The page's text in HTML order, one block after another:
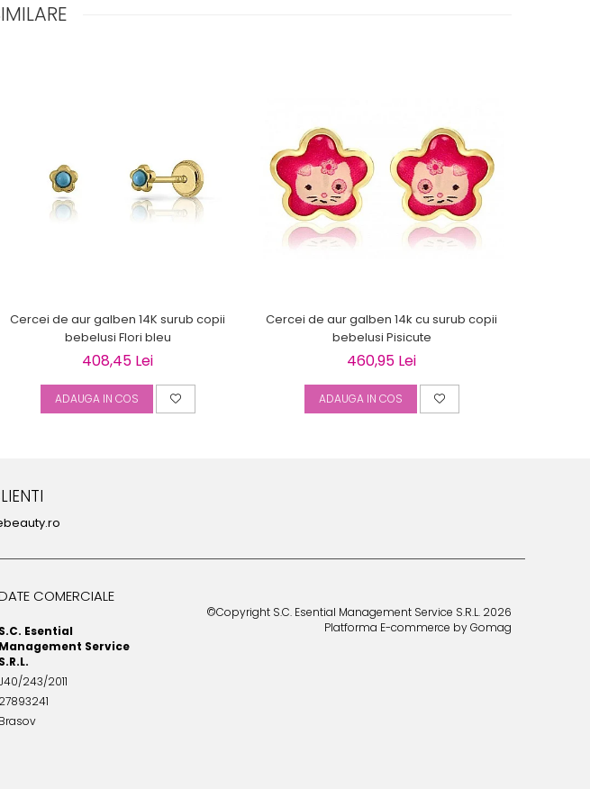
Cercei de aur galben 14K surub copii
bebelusi Flori bleu
408,45 Lei
ADAUGA IN COS
Cercei de aur galben 14k cu surub copii
bebelusi Pisicute
460,95 Lei
ADAUGA IN COS
COMERCIALE
S.C. Esential
Management Service
S.R.L.
243/2011
27893241
Brasov
©Copyright S.C. Esential Management Service S.R.L. 2026
Platforma E-commerce by Gomag